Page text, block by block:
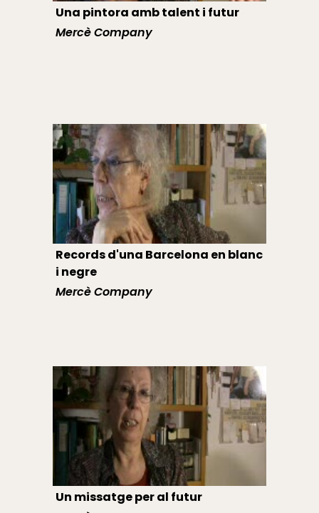
Una pintora amb talent i futur
Mercè Company
Records d'una Barcelona en blanc
i negre
Mercè Company
Un missatge per al futur